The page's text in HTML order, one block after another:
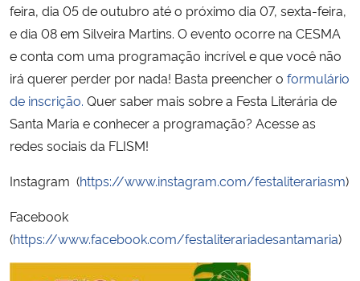
Ministério do Meio Ambiente
Ministério do Turismo
Ministério do Desenvolvimento Regional
Controladoria-Geral da União
Ministério da Mulher, da Família e dos Direitos Humanos
Secretaria de Governo
feira, dia 05 de outubro até o próximo dia 07, sexta-feira,
e dia 08 em Silveira Martins. O evento ocorre na CESMA
e conta com uma programação incrível e que você não
irá querer perder por nada! Basta preencher o formulário
de inscrição. Quer saber mais sobre a Festa Literária de
Santa Maria e conhecer a programação? Acesse as
redes sociais da FLISM!
Instagram (https://www.instagram.com/festaliterariasm)
Facebook
(https://www.facebook.com/festaliterariadesantamaria)